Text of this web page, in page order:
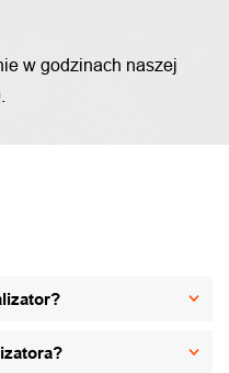
w godzinach naszej